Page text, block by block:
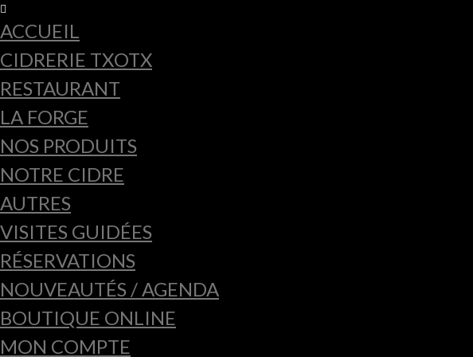
ACCUEIL
CIDRERIE TXOTX
RESTAURANT
LA FORGE
NOS PRODUITS
NOTRE CIDRE
AUTRES
VISITES GUIDÉES
RÉSERVATIONS
NOUVEAUTÉS / AGENDA
BOUTIQUE ONLINE
MON COMPTE